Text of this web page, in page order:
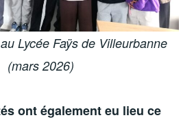
Lycée Faÿs de Villeurbanne
(mars 2026)
ont également eu lieu ce